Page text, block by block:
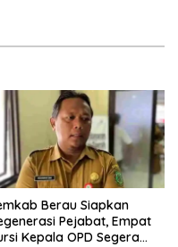
Berau Siapkan
Pejabat, Empat
Kepala OPD Segera